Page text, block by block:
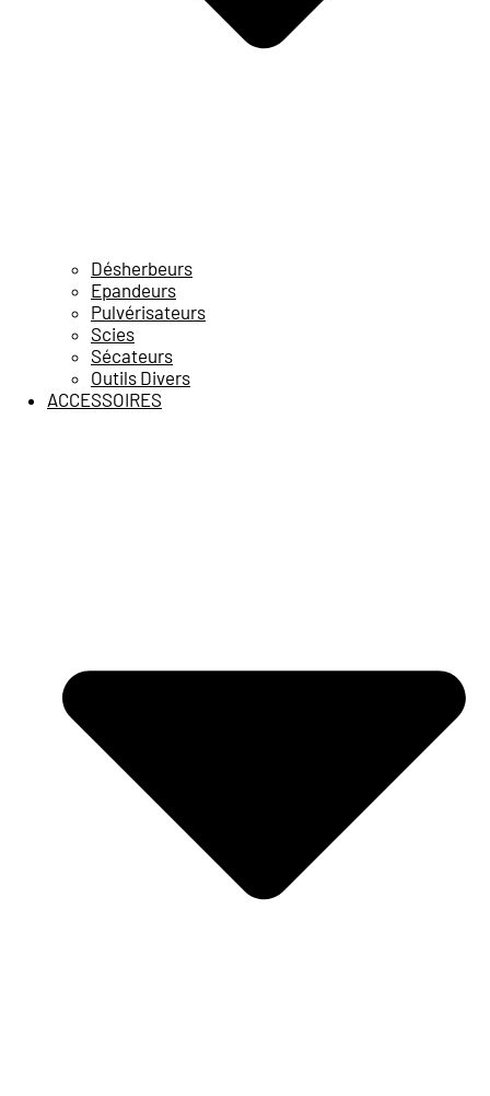
Désherbeurs
Epandeurs
Pulvérisateurs
Scies
Sécateurs
Outils Divers
ACCESSOIRES